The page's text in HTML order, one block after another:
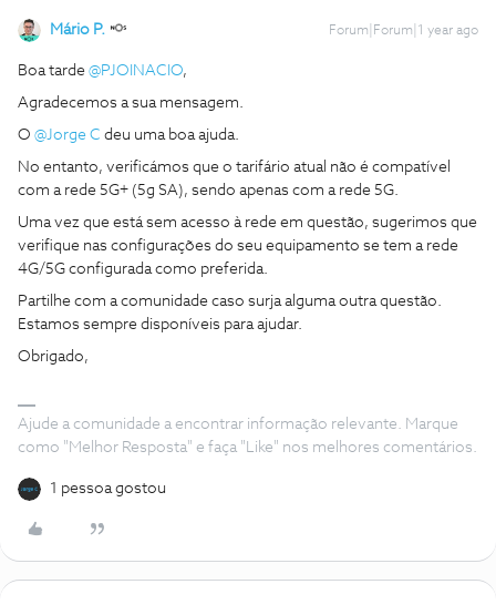
Mário P. Forum|Forum|1 year ago
Boa tarde ​ @PJOINACIO,
Agradecemos a sua mensagem.
O ​ @Jorge C deu uma boa ajuda.
No entanto, verificámos que o tarifário atual não é compatível
com a rede 5G+ (5g SA), sendo apenas com a rede 5G.
Uma vez que está sem acesso à rede em questão, sugerimos que
verifique nas configurações do seu equipamento se tem a rede
4G/5G configurada como preferida.
Partilhe com a comunidade caso surja alguma outra questão.
Estamos sempre disponíveis para ajudar.
Obrigado,
Ajude a comunidade a encontrar informação relevante. Marque
como "Melhor Resposta" e faça "Like" nos melhores comentários.
1 pessoa gostou